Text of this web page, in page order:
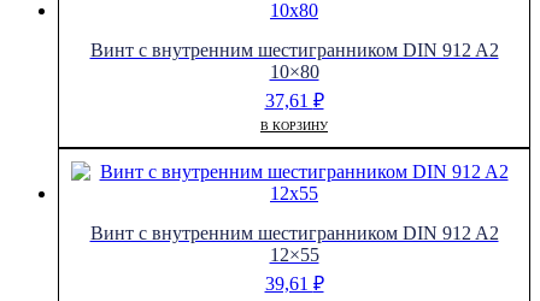
Винт с внутренним шестигранником DIN 912 A2
10×80
37,61 ₽
В КОРЗИНУ
Винт с внутренним шестигранником DIN 912 A2
12×55
39,61 ₽